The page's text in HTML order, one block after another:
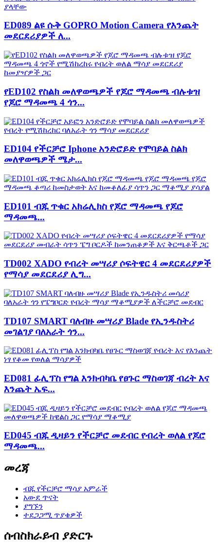
ED089 ልዩ ሱቅ GOPRO Motion Camera የእንጨት
መደርደሪያዎች ለ...
የED102 የስልክ መለዋወጫዎች የጆሮ ማዳመጫ ብሉቱዝ
የጆሮ ማዳመጫ 4 ጎን...
ED104 የችርቻሮ Iphone አንድሮይድ የሞባይል ስልክ
መለዋወጫዎች ሜታ...
ED101 ብጁ ጥቁር አክሬሊክስ የጆሮ ማዳመጫ የጆሮ
ማዳመጫ...
TD002 XADO የብረት መሣሪያ ሶፍትዌር 4 መደርደሪያዎች
የማሳያ መደርደሪያ ሊግ...
TD107 SMART ባለብዙ መሣሪያ Blade የኢንዱስትሪ
መገልገያ ባለአራት ጎን...
ED081 ፊሊፕስ የግል እንክብካቤ የፀጉር ማስወገጃ ብረት እና
እንጨት ኤፍ...
ED045 ብጁ ዲዛይን የችርቻሮ መደብር የብረት ወለል የጆሮ
ማዳመጫ...
መረጃ
ብጁ የችርቻሮ ማሳያ አምራች
አውደ ጥናት
ያግኙን
ተደጋጋሚ ጥያቄዎች
ሰብስክራይብ ያድርጉ